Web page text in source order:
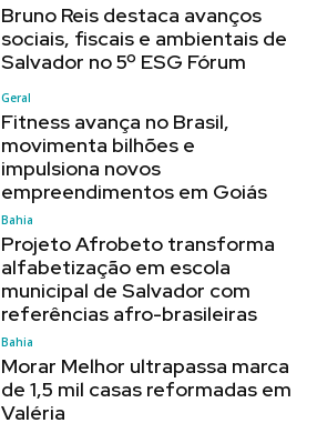
Bruno Reis destaca avanços
sociais, fiscais e ambientais de
Salvador no 5º ESG Fórum
Geral
Fitness avança no Brasil,
movimenta bilhões e
impulsiona novos
empreendimentos em Goiás
Bahia
Projeto Afrobeto transforma
alfabetização em escola
municipal de Salvador com
referências afro-brasileiras
Bahia
Morar Melhor ultrapassa marca
de 1,5 mil casas reformadas em
Valéria